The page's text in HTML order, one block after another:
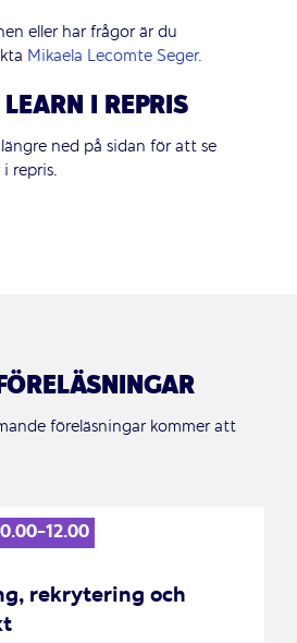
eller har frågor är du
Mikaela Lecomte Seger.
I REPRIS
ned på sidan för att se
repris.
föreläsningar kommer att
12.00
rekrytering och